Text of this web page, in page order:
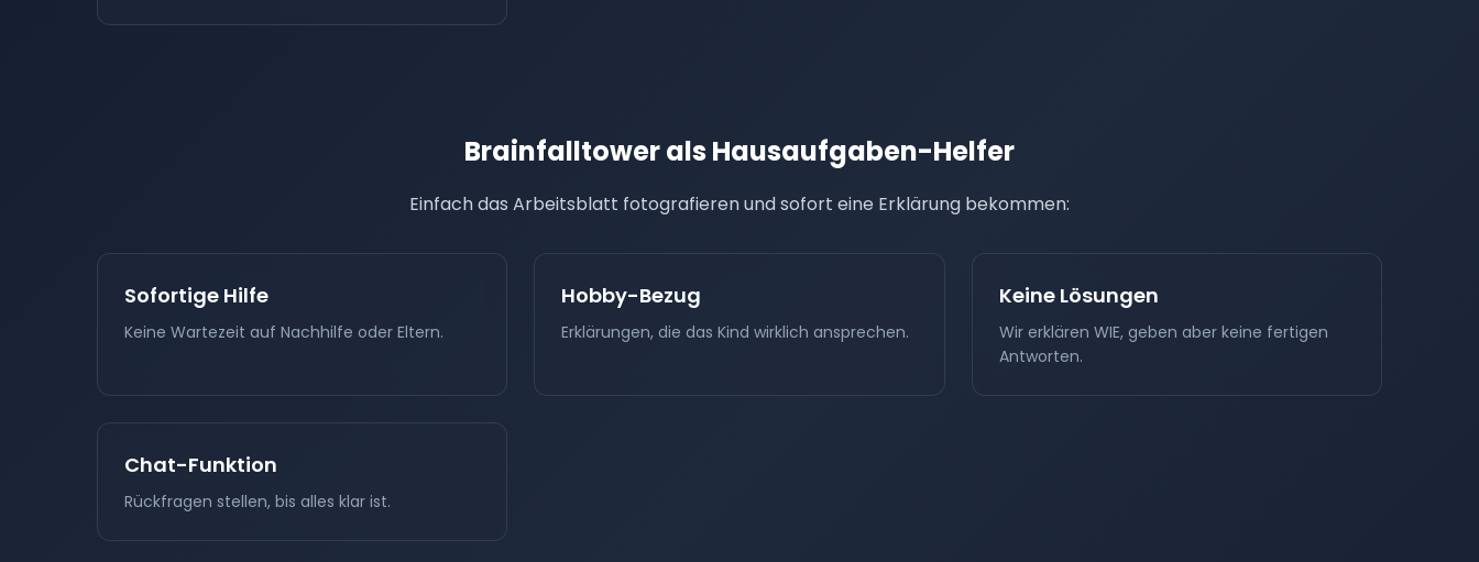
Brainfalltower als Hausaufgaben-Helfer
Einfach das Arbeitsblatt fotografieren und sofort eine Erklärung bekommen:
Sofortige Hilfe
Keine Wartezeit auf Nachhilfe oder Eltern.
Hobby-Bezug
Erklärungen, die das Kind wirklich ansprechen.
Keine Lösungen
Wir erklären WIE, geben aber keine fertigen
Antworten.
Chat-Funktion
Rückfragen stellen, bis alles klar ist.